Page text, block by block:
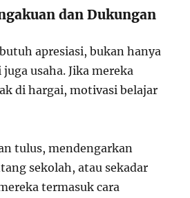
dan Dukungan
apresiasi, bukan hanya
usaha. Jika mereka
di hargai, motivasi belajar
tulus, mendengarkan
sekolah, atau sekadar
termasuk cara